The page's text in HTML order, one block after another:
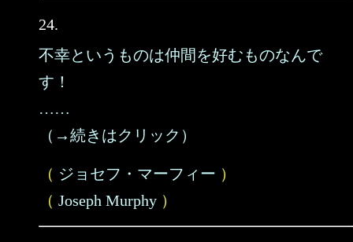
24.
不幸というものは仲間を好むものなんで
す！
……
（→続きはクリック）
（ ジョセフ・マーフィー ）
（ Joseph Murphy ）